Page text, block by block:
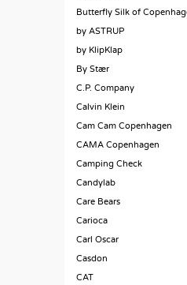
Butterfly Silk of
by ASTRUP
by KlipKlap
By Stær
C.P. Company
Calvin Klein
Cam Cam Copenhagen
CAMA Copenhagen
Camping Check
Candylab
Care Bears
Carioca
Carl Oscar
Casdon
CAT